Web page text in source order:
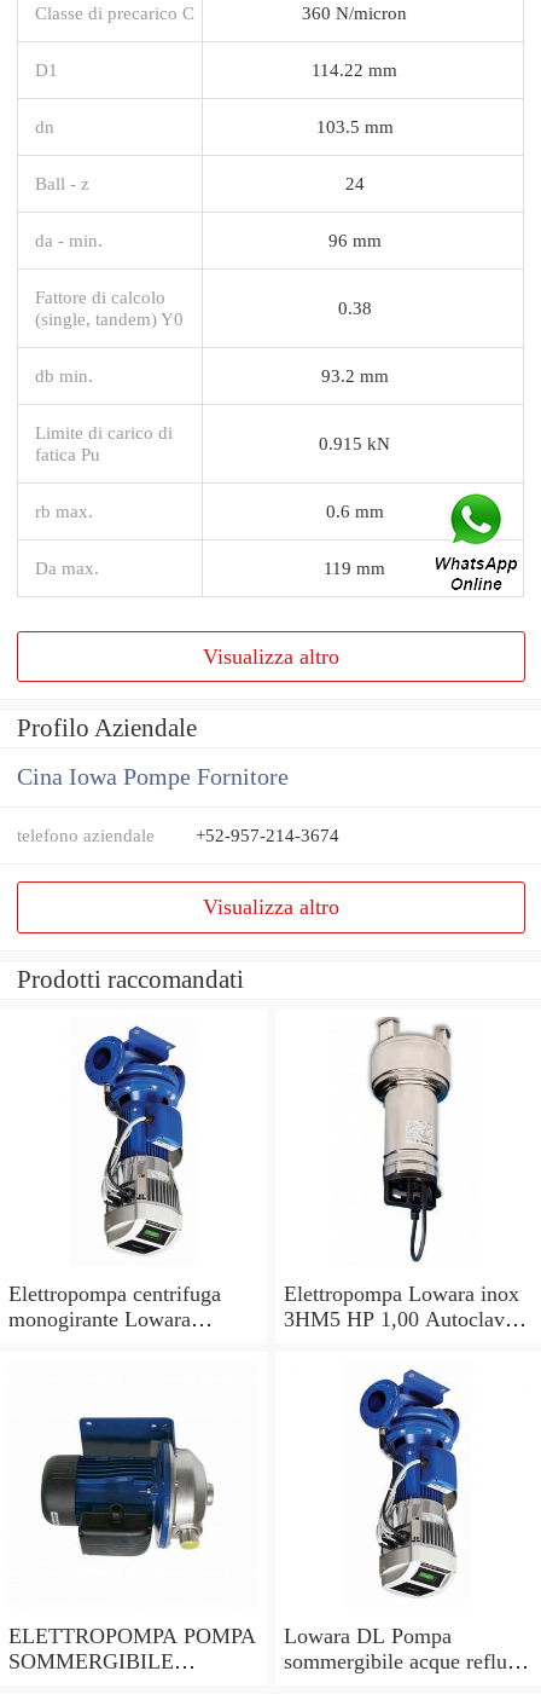
Classe di precarico C 360 N/micron
D1 114.22 mm
dn 103.5 mm
Ball - z 24
da - min. 96 mm
Fattore di calcolo
(single, tandem) Y0
0.38
db min. 93.2 mm
Limite di carico di
fatica Pu
0.915 kN
rb max. 0.6 mm
Da max. 119 mm
Visualizza altro
Profilo Aziendale
Cina Iowa Pompe Fornitore
telefono aziendale +52-957-214-3674
Visualizza altro
Prodotti raccomandati
Elettropompa centrifuga
monogirante Lowara
Elettropompa Lowara inox
3HM5 HP 1,00 Autoclave
ELETTROPOMPA POMPA
SOMMERGIBILE
Lowara DL Pompa
sommergibile acque reflue